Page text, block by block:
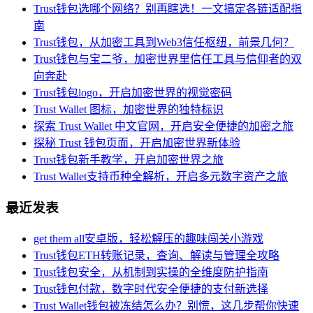
Trust钱包选哪个网络？别再瞎选！一文搞定各链适配指
南
Trust钱包，从加密工具到Web3信任枢纽，前景几何？
Trust钱包与宝二爷，加密世界里信任工具与信仰者的双
向奔赴
Trust钱包logo，开启加密世界的视觉密码
Trust Wallet 图标，加密世界的独特标识
探索 Trust Wallet 中文官网，开启安全便捷的加密之旅
探秘 Trust 钱包页面，开启加密世界新体验
Trust钱包新手教学，开启加密世界之旅
Trust Wallet支持币种全解析，开启多元数字资产之旅
最近发表
get them all安卓版，轻松解压的趣味闯关小游戏
Trust钱包ETH转账记录，查询、解读与管理全攻略
Trust钱包安全，从机制到实操的全维度防护指南
Trust钱包付款，数字时代安全便捷的支付新选择
Trust Wallet钱包被冻结怎么办？别慌，这几步帮你快速